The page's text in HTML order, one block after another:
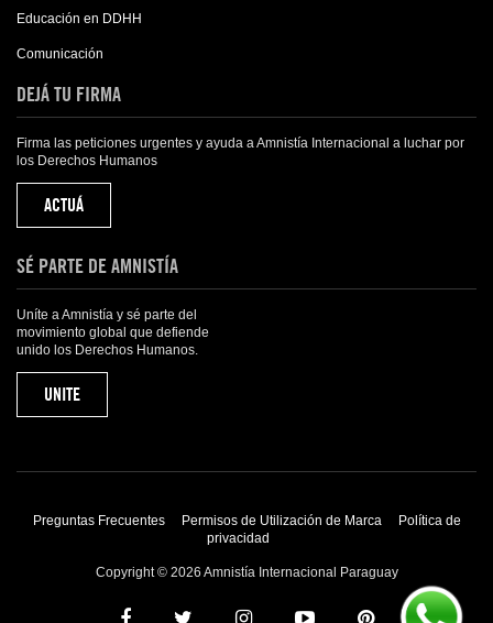
Educación en DDHH
Comunicación
DEJÁ TU FIRMA
Firma las peticiones urgentes y ayuda a Amnistía Internacional a luchar por
los Derechos Humanos
ACTUÁ
SÉ PARTE DE AMNISTÍA
Uníte a Amnistía y sé parte del
movimiento global que defiende
unido los Derechos Humanos.
UNITE
Preguntas Frecuentes Permisos de Utilización de Marca
Política de
privacidad
Copyright © 2026 Amnistía Internacional Paraguay